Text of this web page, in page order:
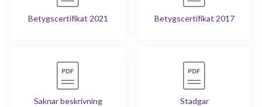
Betygscertifikat 2021 Betygscertifikat 2017
Saknar beskrivning Stadgar